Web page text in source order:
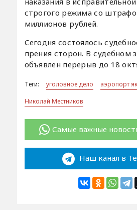
строгого режима со
миллионов рублей.
Сегодня состоялось
прения сторон. В судебном
объявлен перерыв до 18
Теги: уголовное дело
аэропорт
Николай Местников
Самые важные
Наш канал в